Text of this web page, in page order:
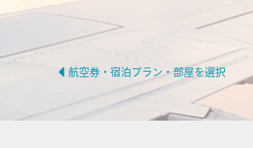
航空券・宿泊プラン・部屋を選択